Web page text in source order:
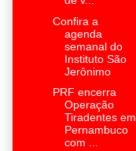
Confira a
agenda
semanal do
Instituto São
Jerônimo
PRF encerra
Operação
Tiradentes em
Pernambuco
com ...